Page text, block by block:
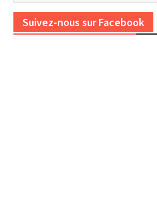
Suivez-nous sur Facebook